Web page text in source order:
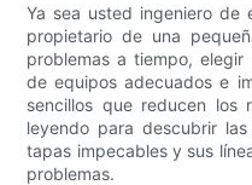
Ya sea usted ingeniero de
propietario de una
problemas a tiempo,
de equipos adecuados e
sencillos que reducen los
leyendo para descubrir
tapas impecables y sus
problemas.